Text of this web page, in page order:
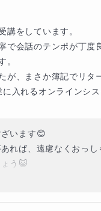
を目指します。
ごとに一から悩む
ようになります。
は、質問しやすい
低下につながるこ
講をしています。
で会話のテンポが丁度
。
が、まさか簿記でリタ
入れるオンラインシ
います😊
れば、遠慮なくおっし
う😺